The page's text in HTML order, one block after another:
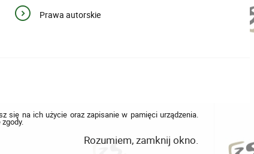
Prawa autorskie
się na ich użycie oraz zapisanie w pamięci urządzenia.
Rozumiem, zamknij okno.